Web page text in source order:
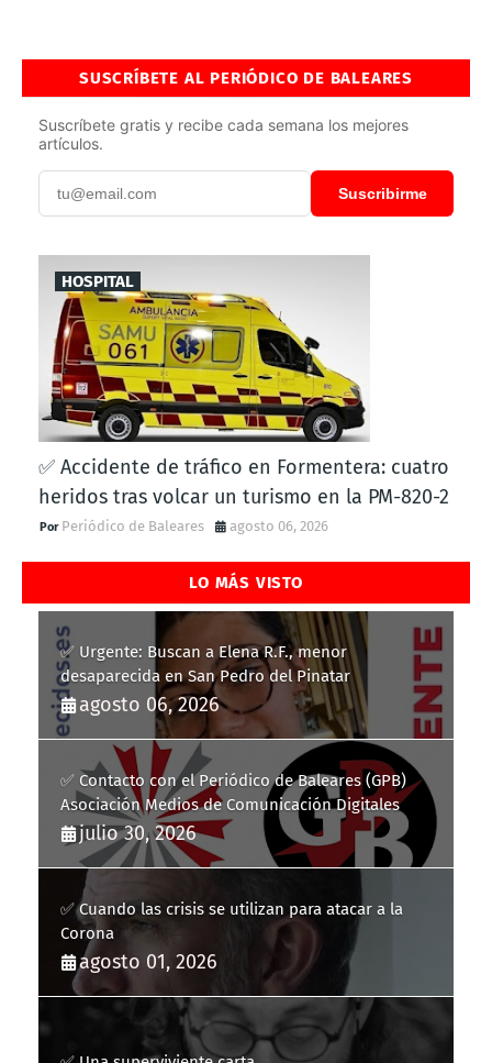
SUSCRÍBETE AL PERIÓDICO DE BALEARES
Suscríbete gratis y recibe cada semana los mejores
artículos.
Suscribirme
HOSPITAL
✅ Accidente de tráfico en Formentera: cuatro
heridos tras volcar un turismo en la PM-820-2
Periódico de Baleares agosto 06, 2026
LO MÁS VISTO
✅ Urgente: Buscan a Elena R.F., menor
desaparecida en San Pedro del Pinatar
agosto 06, 2026
✅ Contacto con el Periódico de Baleares (GPB)
Asociación Medios de Comunicación Digitales
julio 30, 2026
✅ Cuando las crisis se utilizan para atacar a la
Corona
agosto 01, 2026